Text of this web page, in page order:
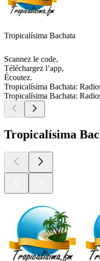
Tropicalísima Bachata
Scannez le code,
Téléchargez l’app,
Écoutez.
Tropicalísima Bachata:
Tropicalísima Bachata:
Tropicalísima